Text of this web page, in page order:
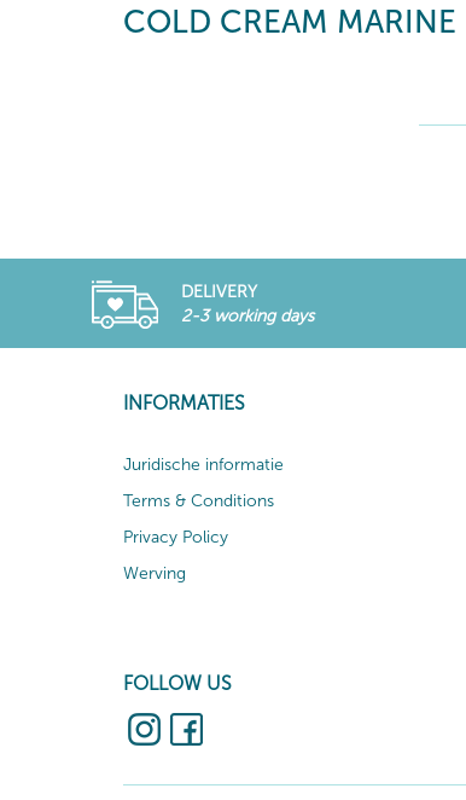
COLD CREAM MARINE
DELIVERY
2-3 working days
INFORMATIES
Juridische informatie
Terms & Conditions
Privacy Policy
Werving
FOLLOW US